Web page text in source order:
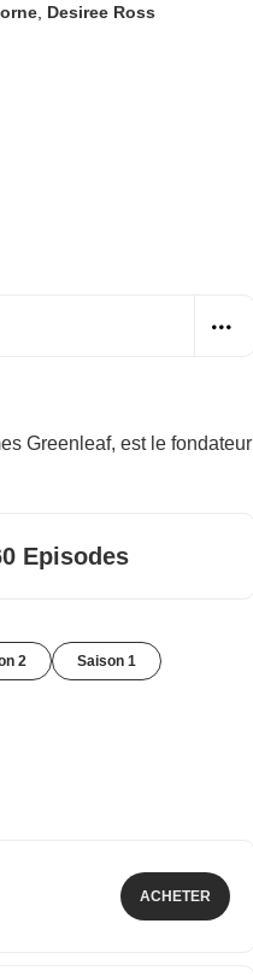
Desiree Ross
Greenleaf, est le fondateur
Episodes
2 Saison 1
ACHETER